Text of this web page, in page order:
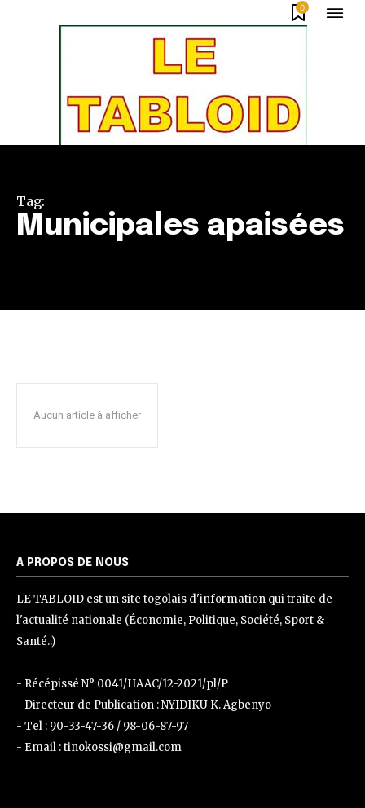
0
Tag:
Municipales apaisées
Aucun article à afficher
A PROPOS DE NOUS
LE TABLOID est un site togolais d'information qui traite de
l'actualité nationale (Économie, Politique, Société, Sport &
Santé..)
- Récépissé N° 0041/HAAC/12-2021/pl/P
- Directeur de Publication : NYIDIKU K. Agbenyo
- Tel : 90-33-47-36 / 98-06-87-97
- Email : tinokossi@gmail.com